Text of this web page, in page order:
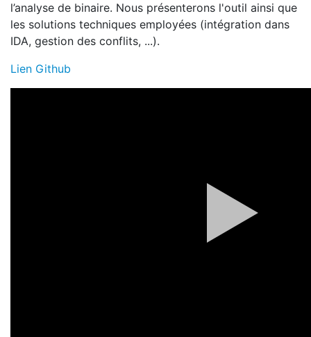
l’analyse de binaire. Nous présenterons l'outil ainsi que
les solutions techniques employées (intégration dans
IDA, gestion des conflits, ...).
Lien Github